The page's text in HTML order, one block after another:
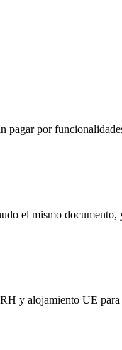
pagar por
el mismo documento,
y alojamiento UE para